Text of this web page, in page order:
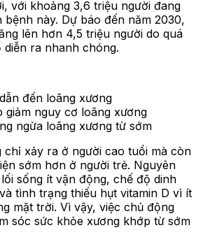
với khoảng 3,6 triệu người đang
bệnh này. Dự báo đến năm 2030,
lên hơn 4,5 triệu người do quá
ra nhanh chóng.
đến loãng xương
giảm nguy cơ loãng xương
ngừa loãng xương từ sớm
chỉ xảy ra ở người cao tuổi mà còn
sớm hơn ở người trẻ. Nguyên
sống ít vận động, chế độ dinh
tình trạng thiếu hụt vitamin D vì ít
mặt trời. Vì vậy, việc chủ động
sóc sức khỏe xương khớp từ sớm